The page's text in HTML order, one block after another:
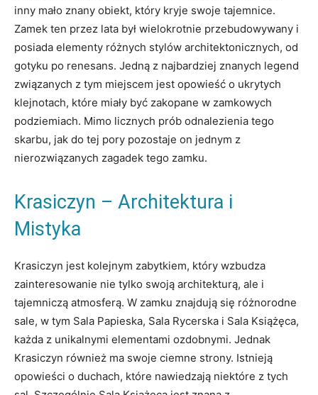
inny mało znany obiekt, który kryje swoje tajemnice.
Zamek ten przez lata był wielokrotnie przebudowywany i
posiada elementy różnych stylów architektonicznych, od
gotyku po renesans. Jedną z najbardziej znanych legend
związanych z tym miejscem jest opowieść o ukrytych
klejnotach, które miały być zakopane w zamkowych
podziemiach. Mimo licznych prób odnalezienia tego
skarbu, jak do tej pory pozostaje on jednym z
nierozwiązanych zagadek tego zamku.
Krasiczyn – Architektura i
Mistyka
Krasiczyn jest kolejnym zabytkiem, który wzbudza
zainteresowanie nie tylko swoją architekturą, ale i
tajemniczą atmosferą. W zamku znajdują się różnorodne
sale, w tym Sala Papieska, Sala Rycerska i Sala Książęca,
każda z unikalnymi elementami ozdobnymi. Jednak
Krasiczyn również ma swoje ciemne strony. Istnieją
opowieści o duchach, które nawiedzają niektóre z tych